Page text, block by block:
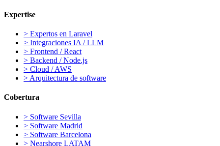
Expertise
> Expertos en Laravel
> Integraciones IA / LLM
> Frontend / React
> Backend / Node.js
> Cloud / AWS
> Arquitectura de software
Cobertura
> Software Sevilla
> Software Madrid
> Software Barcelona
> Nearshore LATAM